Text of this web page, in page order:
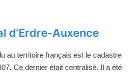
d’Erdre-Auxence
au territoire français est le cadastre
Ce dernier était centralisé. Il a été